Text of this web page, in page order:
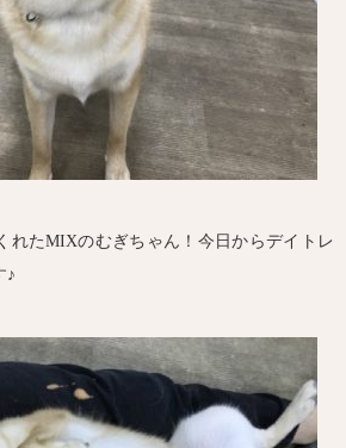
れたMIXのむぎちゃん！今日からデイトレ
♪